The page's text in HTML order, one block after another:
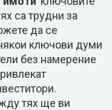
са трудни за
да се
ключови думи
без намерение
тях ще ви